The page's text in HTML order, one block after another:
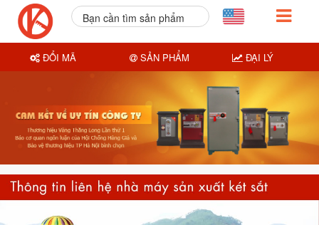
Bạn cần tìm sản phẩm
ĐỔI MÃ SẢN PHẨM ĐẠI LÝ